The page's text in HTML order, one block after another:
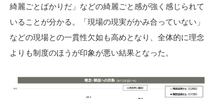
綺麗ごとばかりだ」などの綺麗ごと感が強く感じられて
いることが分かる。「現場の現実がかみ合っていない」
などの現場との一貫性欠如も高めとなり、全体的に理念
よりも制度のほうが印象が悪い結果となった。